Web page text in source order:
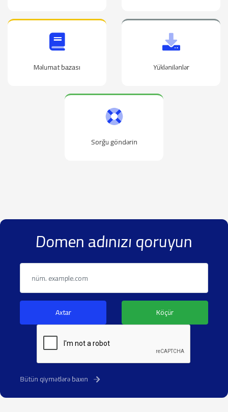
Məlumat bazası Yüklənilənlər
Sorğu göndərin
Domen adınızı qoruyun
Axtar Köçür
Bütün qiymətlərə baxın